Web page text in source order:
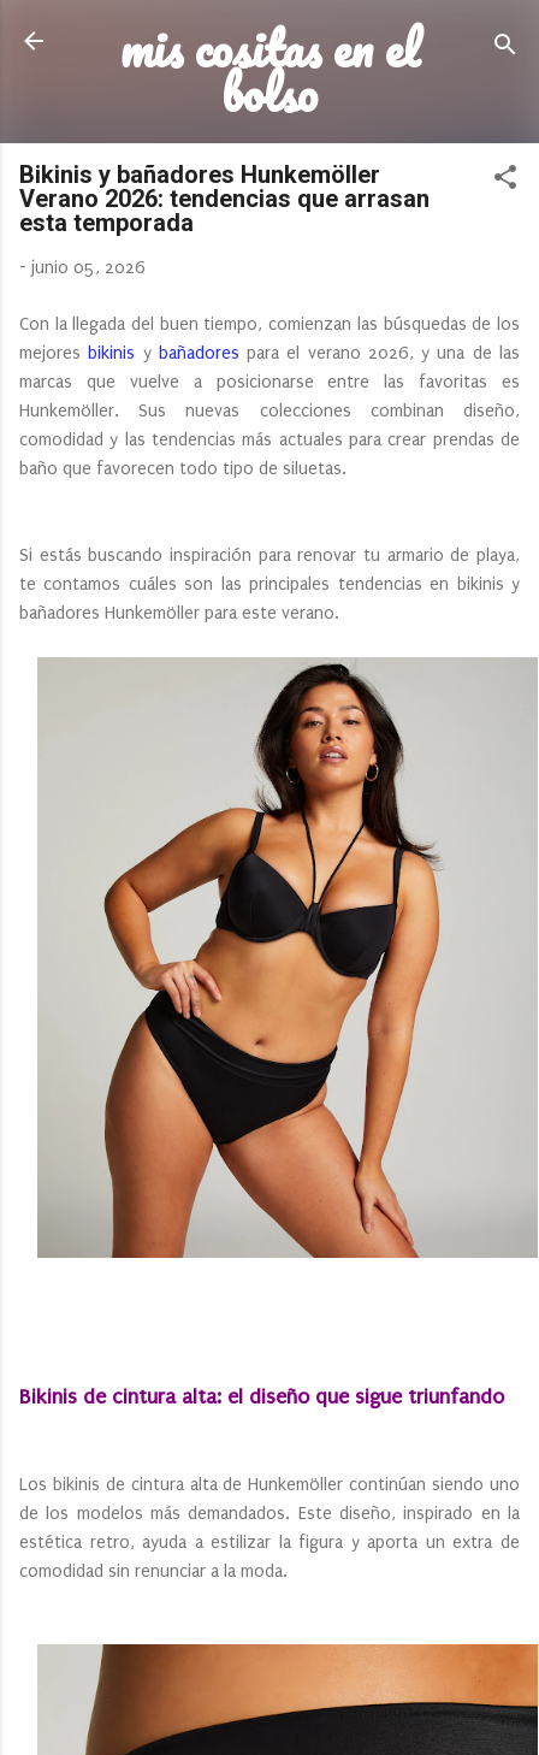
Ir al contenido principal
mis cositas en el
bolso
Bikinis y bañadores Hunkemöller
Verano 2026: tendencias que arrasan
esta temporada
- junio 05, 2026
Con la llegada del buen tiempo, comienzan las búsquedas de los
mejores bikinis y bañadores para el verano 2026, y una de las
marcas que vuelve a posicionarse entre las favoritas es
Hunkemöller. Sus nuevas colecciones combinan diseño,
comodidad y las tendencias más actuales para crear prendas de
baño que favorecen todo tipo de siluetas.
Si estás buscando inspiración para renovar tu armario de playa,
te contamos cuáles son las principales tendencias en bikinis y
bañadores Hunkemöller para este verano.
Bikinis de cintura alta: el diseño que sigue triunfando
Los bikinis de cintura alta de Hunkemöller continúan siendo uno
de los modelos más demandados. Este diseño, inspirado en la
estética retro, ayuda a estilizar la figura y aporta un extra de
comodidad sin renunciar a la moda.